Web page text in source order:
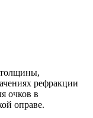
рефракции
очков в
оправе.